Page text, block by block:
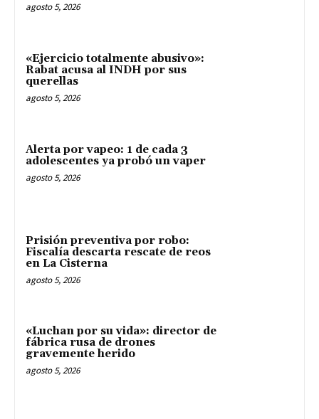
agosto 5, 2026
«Ejercicio totalmente abusivo»:
Rabat acusa al INDH por sus
querellas
agosto 5, 2026
Alerta por vapeo: 1 de cada 3
adolescentes ya probó un vaper
agosto 5, 2026
Prisión preventiva por robo:
Fiscalía descarta rescate de reos
en La Cisterna
agosto 5, 2026
«Luchan por su vida»: director de
fábrica rusa de drones
gravemente herido
agosto 5, 2026